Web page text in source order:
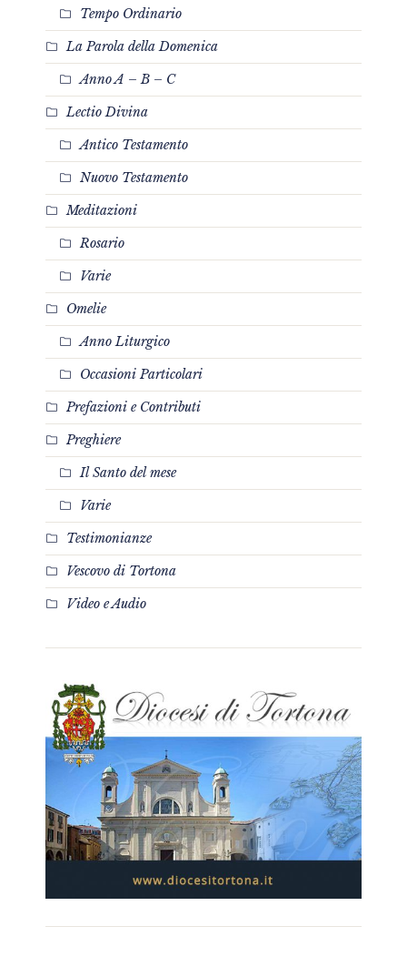
Tempo Ordinario
La Parola della Domenica
Anno A – B – C
Lectio Divina
Antico Testamento
Nuovo Testamento
Meditazioni
Rosario
Varie
Omelie
Anno Liturgico
Occasioni Particolari
Prefazioni e Contributi
Preghiere
Il Santo del mese
Varie
Testimonianze
Vescovo di Tortona
Video e Audio